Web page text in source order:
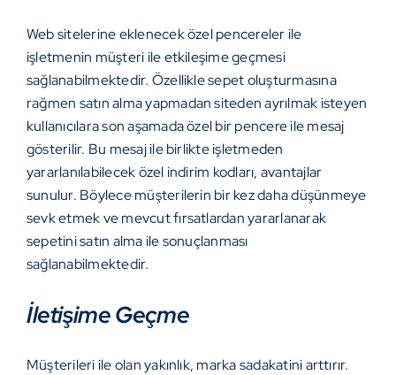
Web sitelerine eklenecek özel pencereler ile
işletmenin müşteri ile etkileşime geçmesi
sağlanabilmektedir. Özellikle sepet oluşturmasına
rağmen satın alma yapmadan siteden ayrılmak isteyen
kullanıcılara son aşamada özel bir pencere ile mesaj
gösterilir. Bu mesaj ile birlikte işletmeden
yararlanılabilecek özel indirim kodları, avantajlar
sunulur. Böylece müşterilerin bir kez daha düşünmeye
sevk etmek ve mevcut fırsatlardan yararlanarak
sepetini satın alma ile sonuçlanması
sağlanabilmektedir.
İletişime Geçme
Müşterileri ile olan yakınlık, marka sadakatini arttırır.